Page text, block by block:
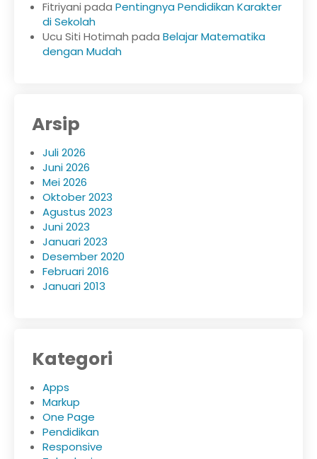
Fitriyani pada Pentingnya Pendidikan Karakter
di Sekolah
Ucu Siti Hotimah pada Belajar Matematika
dengan Mudah
Arsip
Juli 2026
Juni 2026
Mei 2026
Oktober 2023
Agustus 2023
Juni 2023
Januari 2023
Desember 2020
Februari 2016
Januari 2013
Kategori
Apps
Markup
One Page
Pendidikan
Responsive